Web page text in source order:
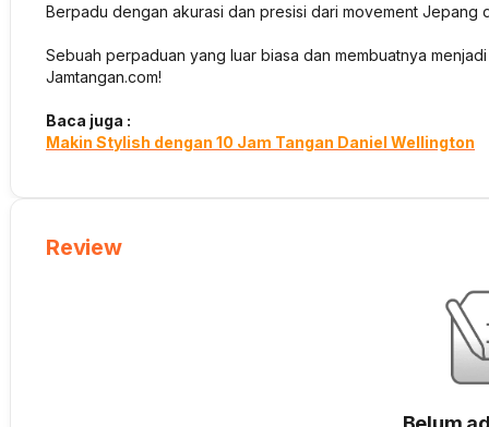
Berpadu dengan akurasi dan presisi dari movement Jepang
Sebuah perpaduan yang luar biasa dan membuatnya
Jamtangan.com!
Baca juga :
Makin Stylish dengan 10 Jam Tangan Daniel Wellington
Review